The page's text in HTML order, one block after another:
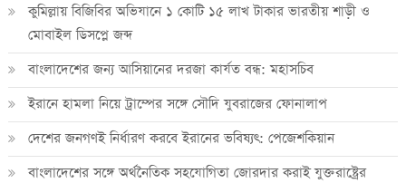
কুমিল্লায় বিজিবির অভিযানে ১ কোটি ১৫ লাখ টাকার ভারতীয় শাড়ী ও
মোবাইল ডিসপ্লে জব্দ
বাংলাদেশের জন্য আসিয়ানের দরজা কার্যত বন্ধ: মহাসচিব
ইরানে হামলা নিয়ে ট্রাম্পের সঙ্গে সৌদি যুবরাজের ফোনালাপ
দেশের জনগণই নির্ধারণ করবে ইরানের ভবিষ্যৎ: পেজেশকিয়ান
বাংলাদেশের সঙ্গে অর্থনৈতিক সহযোগিতা জোরদার করাই যুক্তরাষ্ট্রের